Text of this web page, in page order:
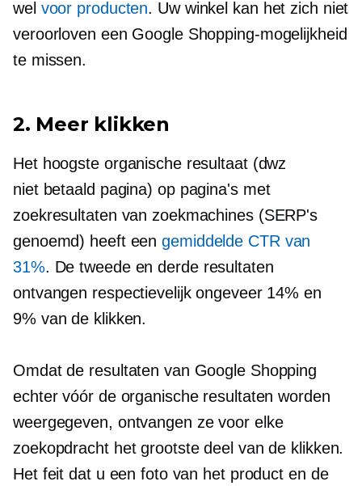
wel voor producten. Uw winkel kan het zich niet
veroorloven een Google Shopping-mogelijkheid
te missen.
2. Meer klikken
Het hoogste organische resultaat (dwz
niet betaald pagina) op pagina's met
zoekresultaten van zoekmachines (SERP's
genoemd) heeft eengemiddelde CTR van
31%. De tweede en derde resultaten
ontvangen respectievelijk ongeveer 14% en
9% van de klikken.
Omdat de resultaten van Google Shopping
echter vóór de organische resultaten worden
weergegeven, ontvangen ze voor elke
zoekopdracht het grootste deel van de klikken.
Het feit dat u een foto van het product en de